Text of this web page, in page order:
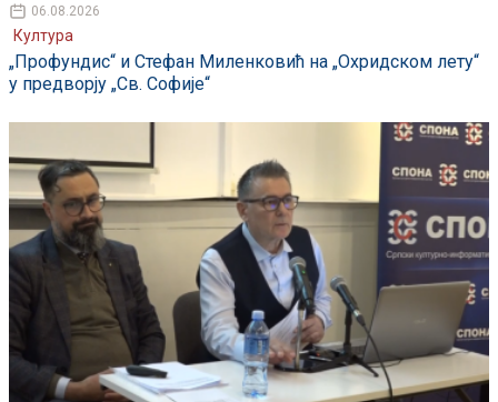
06.08.2026
Култура
„Профундис“ и Стефан Миленковић на „Охридском лету“
у предворју „Св. Софије“